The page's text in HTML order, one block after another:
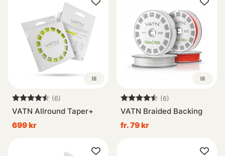
Det som avgör hur mycket backing och även dimensionen
du behöver på din flugrulle är vilken art du ska fiska efter.
För mindre harr och öring så kan det oftast räcka med 12-
20 lb, och 50-100 meter, men efter större havsöring och
lax i älv så kan det behövas från 30-50 lbs, och upp till
200-300 meter. Även om du ska fiska saltvattensfiske så
kan det vara bra med starkare och längre
backing. Fluglinor För enhandspön Nuförtiden så finns
det enhandsspön i flertalet längder, klasser och aktioner,
då kan det vara svårt att hitta en fluglina som passar just
Betyg: (6)
4.7 utav 5 stjärnor
VATN Allround Taper+
699 kr
Betyg: (6)
VATN Braided Backing
fr. 79 kr